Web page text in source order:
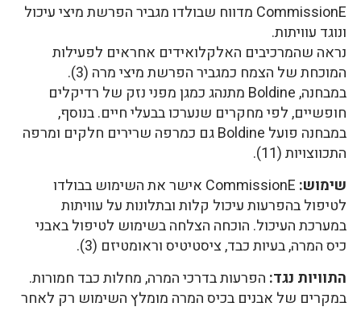
CommissionE מדווח שבולדו מגביר הפרשת מיצי עיכול
ונוגד עוויתות.
נראה שהמרכיבים האלקלואידים אחראים לפעילות
המוכחת של הצמח כמגביר הפרשת מיצי מרה (3).
במבחנה, Boldine מתנהג כמגן מפני נזק של רדיקלים
חופשיים, לפי מחקרים שנערכו בבעלי חיים. בנוסף,
במבחנה פועל Boldine גם כמרפה שרירים חלקים ומרפה
התכווצויות (11).
שימוש:
CommissionE אישר את השימוש בבולדו
לטיפול בהפרעות עיכול קלות ובתלונות על עוויתות
במערכת העיכול. הוכחה הצלחה בשימוש לטיפול באבני
כיס המרה, בעיות כבד, ציסטיטיס וראומטיזם (3).
התוויות נגד: הפרעות בדרכי המרה, מחלות כבד חמורות.
במקרים של אבנים בכיס המרה מומלץ השימוש רק לאחר